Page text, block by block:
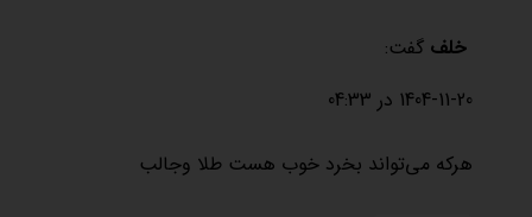
خلف گفت:
1404-11-20 در 04:33
هرکه می‌تواند بخرد خوب هست طلا وجالب